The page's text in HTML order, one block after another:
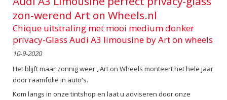
zon-werend Art on Wheels.nl
Chique uitstraling met mooi medium donker
privacy-Glass Audi A3 limousine by Art on wheels
10-9-2020
Het blijft maar zonnig weer , Art on Wheels monteert het hele jaar
door raamfolie in auto's.
Kom langs in onze tintshop en laat u adviseren door onze